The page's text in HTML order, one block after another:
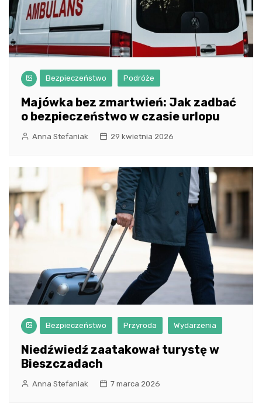
Bezpieczeństwo Podróże
Majówka bez zmartwień: Jak zadbać
o bezpieczeństwo w czasie urlopu
Anna Stefaniak 29 kwietnia 2026
Bezpieczeństwo Przyroda Wydarzenia
Niedźwiedź zaatakował turystę w
Bieszczadach
Anna Stefaniak 7 marca 2026